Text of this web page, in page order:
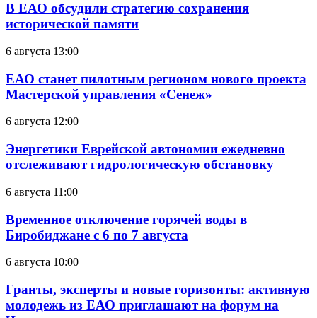
В ЕАО обсудили стратегию сохранения
исторической памяти
6 августа 13:00
ЕАО станет пилотным регионом нового проекта
Мастерской управления «Сенеж»
6 августа 12:00
Энергетики Еврейской автономии ежедневно
отслеживают гидрологическую обстановку
6 августа 11:00
Временное отключение горячей воды в
Биробиджане с 6 по 7 августа
6 августа 10:00
Гранты, эксперты и новые горизонты: активную
молодежь из ЕАО приглашают на форум на